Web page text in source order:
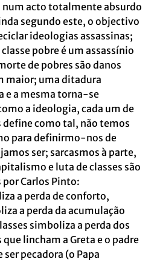
num acto totalmente absurdo
segundo este, o objectivo
ideologias assassinas;
pobre é um assassínio
de pobres são danos
maior; uma ditadura
e a mesma torna-se
a ideologia, cada um de
define como tal, não temos
para definirmo-nos de
ser; sarcasmos à parte,
e luta de classes são
Carlos Pinto:
a perda de conforto,
a perda da acumulação
simboliza a perda dos
lincham a Greta e o padre
pecadora (o Papa